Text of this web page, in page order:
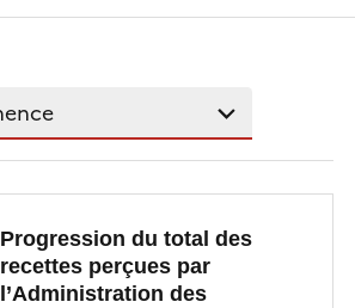
Progression du total des
recettes perçues par
l’Administration des